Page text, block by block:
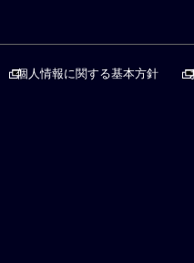
個人情報に関する基本方針